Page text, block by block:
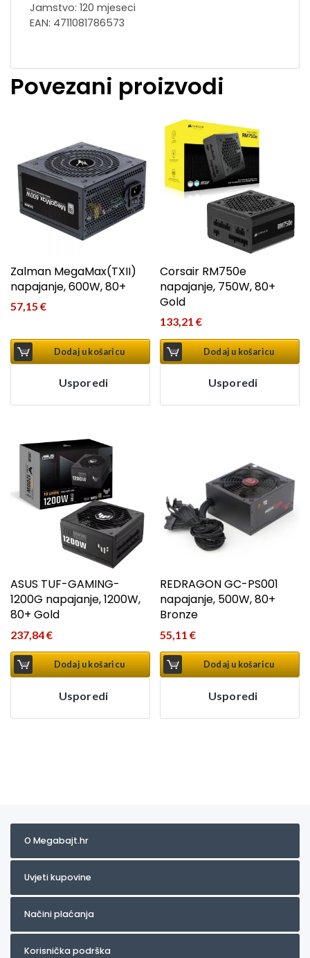
Jamstvo: 120 mjeseci
EAN: 4711081786573
Povezani proizvodi
Zalman MegaMax(TXII)
napajanje, 600W, 80+
57,15 €
Dodaj u košaricu
Usporedi
Corsair RM750e
napajanje, 750W, 80+
Gold
133,21€
Dodaj u košaricu
Usporedi
ASUS TUF-GAMING-
1200G napajanje, 1200W,
80+ Gold
237,84€
Dodaj u košaricu
Usporedi
REDRAGON GC-PS001
napajanje, 500W, 80+
Bronze
55,11€
Dodaj u košaricu
Usporedi
O Megabajt.hr
Uvjeti kupovine
Načini plaćanja
Korisnička podrška